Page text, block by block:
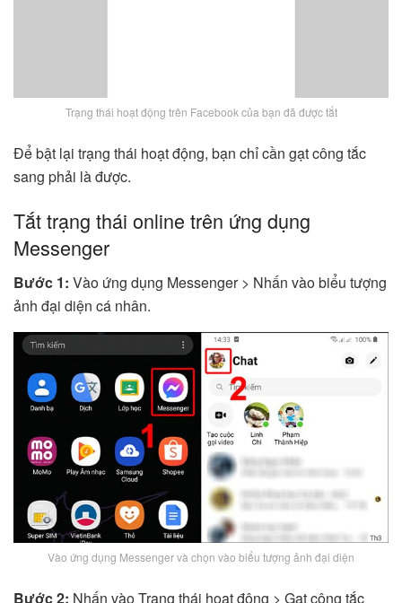
Trạng thái hoạt động trên Facebook của bạn đã được tắt
Để bật lại trạng thái hoạt động, bạn chỉ cần gạt công tắc
sang phải là được.
Tắt trạng thái online trên ứng dụng
Messenger
Bước 1: Vào ứng dụng Messenger > Nhấn vào biểu tượng
ảnh đại diện cá nhân.
Vào ứng dụng Messenger và chọn vào biểu tượng ảnh đại diện
Bước 2: Nhấn vào Trạng thái hoạt động > Gạt công tắc